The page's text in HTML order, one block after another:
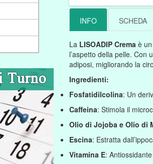
INFO SCHEDA
La LISOADIP Cremaè un
l’aspetto della pelle.
adiposi, migliorando la
Ingredienti:
Fosfatidilcolina: Un
Caffeina: Stimola il
Olio di Jojoba e Olio di
Escina: Estratta
Vitamina E: